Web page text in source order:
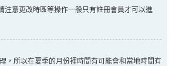
注意更改時區等操作一般只有註冊會員才可以進
，所以在夏季的月份裡時間有可能會和當地時間有